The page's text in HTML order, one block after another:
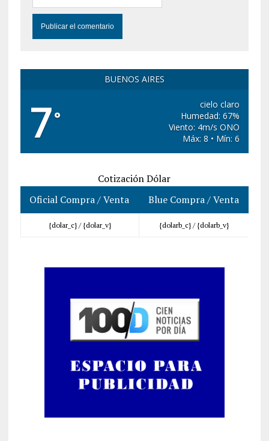
BUENOS AIRES
7°
cielo claro
Humedad: 67%
Viento: 4m/s ONO
Máx: 8 • Mín: 6
Cotización Dólar
Oficial Compra / Venta
Blue Compra / Venta
{dolar_c} / {dolar_v} {dolarb_c} / {dolarb_v}